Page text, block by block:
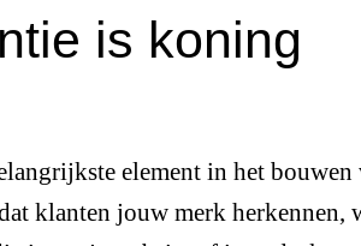
is koning
element in het bouwen
klanten jouw merk herkennen,